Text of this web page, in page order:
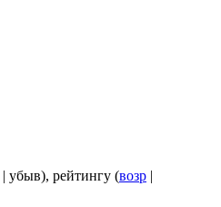
| убыв), рейтингу (возр |